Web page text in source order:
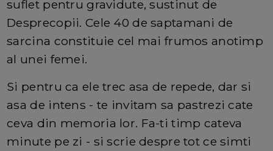
suflet pentru gravidute, sustinut de
Desprecopii. Cele 40 de saptamani de
sarcina constituie cel mai frumos anotimp
al unei femei.
Si pentru ca ele trec asa de repede, dar si
asa de intens - te invitam sa pastrezi cate
ceva din memoria lor. Fa-ti timp cateva
minute pe zi - si scrie despre tot ce simti